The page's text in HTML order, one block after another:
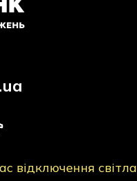
відключення світла